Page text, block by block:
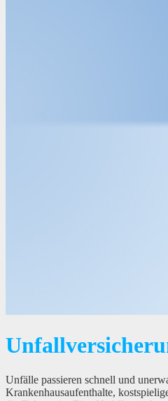
Unfälle passieren schnell und
Krankenhausaufenthalte,